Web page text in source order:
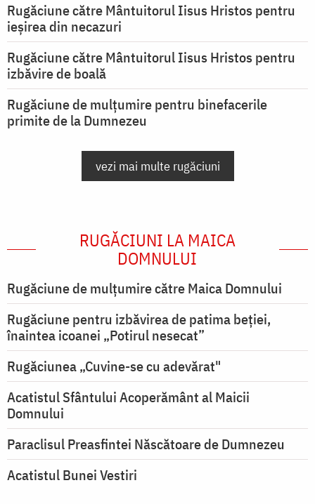
Rugăciune către Mântuitorul Iisus Hristos pentru
ieşirea din necazuri
Rugăciune către Mântuitorul Iisus Hristos pentru
izbăvire de boală
Rugăciune de mulțumire pentru binefacerile
primite de la Dumnezeu
vezi mai multe rugăciuni
RUGĂCIUNI LA MAICA
DOMNULUI
Rugăciune de mulţumire către Maica Domnului
Rugăciune pentru izbăvirea de patima beției,
înaintea icoanei „Potirul nesecat”
Rugăciunea „Cuvine-se cu adevărat"
Acatistul Sfântului Acoperământ al Maicii
Domnului
Paraclisul Preasfintei Născătoare de Dumnezeu
Acatistul Bunei Vestiri